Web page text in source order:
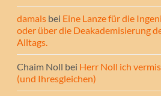
damals bei Eine Lanze für die
oder über die Deakademisierung
Alltags.
Chaim Noll bei Herr Noll ich
(und Ihresgleichen)